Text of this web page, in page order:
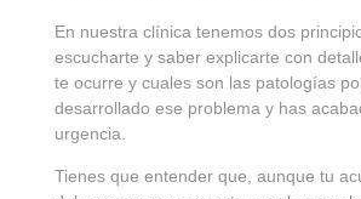
En nuestra clínica tenemos dos
escucharte y saber explicarte con
te ocurre y cuales son las patologías
desarrollado ese problema y has
urgencia.
Tienes que entender que, aunque tu